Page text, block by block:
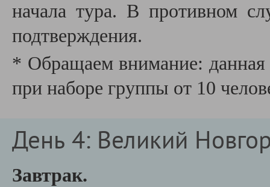
начала тура. В противном
подтверждения.
* Обращаем внимание: данная
при наборе группы от 10
День 4: Великий
Завтрак.